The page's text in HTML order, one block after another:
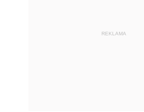
REKLAMA